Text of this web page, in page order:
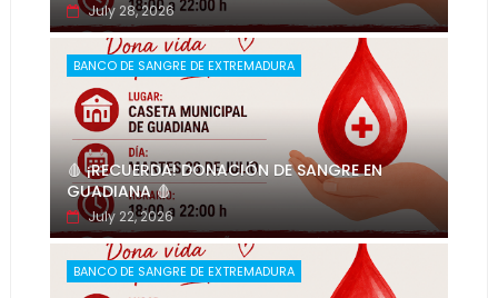
July 28, 2026
BANCO DE SANGRE DE EXTREMADURA
🩸 ¡RECUERDA! DONACIÓN DE SANGRE EN
GUADIANA 🩸
July 22, 2026
BANCO DE SANGRE DE EXTREMADURA